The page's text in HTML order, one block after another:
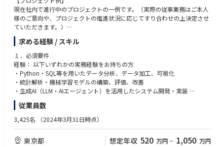
現在社内で進行中のプロジェクトの一例です。（実際の従事業務はご本人
様のご意向や、プロジェクトの推進状況に応じてすり合わせの上決定させ
ていただきます。）
・ 法人営業変革
データ入力などの定型業務を最適化し、顧客価値に直結する提案活動の時
間を創出することに加え、AIを活用し営業の多能工化を推進することで提
案品質を向上させ、“選ばれ続ける営業”への転換を目指すプロジェクト
・住宅向け設備サービス競争力強化
を進め、効率化により運営基盤を強化することで、住宅向け設備サービス
拡大を支える体制構築を目指すプロジェクト。
各種データ活用による需要予測等の精緻化に加え、調達にかかるコストと
求める経験 / スキル
１．必須要件
経験： 以下いずれかの実務経験をお持ちの方
・Python・SQL等を用いたデータ分析、データ加工、可視化
・統計解析・機械学習モデルの構築、評価、改善
・生成AI（LLM・AIエージェント）を活用したシステム開発・実装
■ かつ、以下の志向・経験をお持ちの方
・分析やモデル開発にとどまらず、業務への適用・活用に関心がある
・技術だけでなく、ビジネス課題の解決に興味がある
従業員数
3,425名 （2024年3月31日時点）
東京都 想定年収 520 万円 ~ 1,050 万円